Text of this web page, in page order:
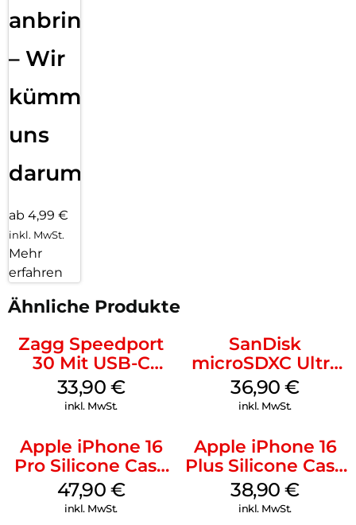
anbringen
– Wir
kümmern
uns
darum!
ab 4,99 €
inkl. MwSt.
Mehr
erfahren
Ähnliche Produkte
Zagg Speedport
30 Mit USB-C
Kabel Weiß
33,90 €
inkl. MwSt.
SanDisk
microSDXC Ultra
128 GB + Adapter
Mobile
36,90€
inkl. MwSt.
Apple iPhone 16
Pro Silicone Case
MagSafe Denim
47,90 €
inkl. MwSt.
Apple iPhone 16
Plus Silicone Case
MagSafe Denim
38,90€
inkl. MwSt.